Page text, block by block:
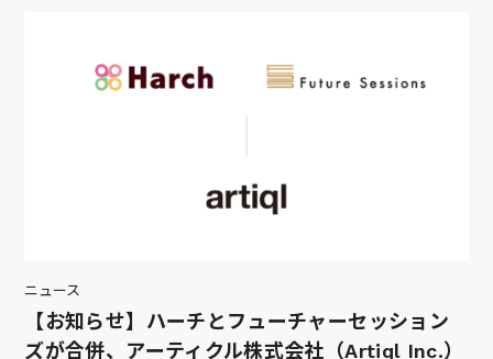
ニュース
【お知らせ】ハーチとフューチャーセッション
ズが合併、アーティクル株式会社（Artiql Inc.）